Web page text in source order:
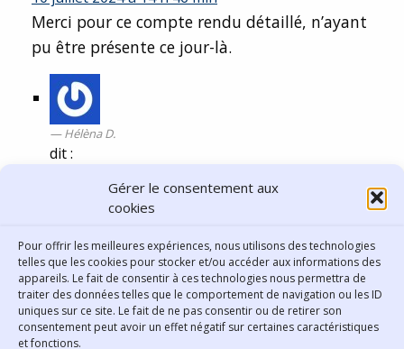
Gérer le consentement aux
cookies
Pour offrir les meilleures expériences, nous utilisons des technologies
telles que les cookies pour stocker et/ou accéder aux informations des
appareils. Le fait de consentir à ces technologies nous permettra de
traiter des données telles que le comportement de navigation ou les ID
uniques sur ce site. Le fait de ne pas consentir ou de retirer son
consentement peut avoir un effet négatif sur certaines caractéristiques
et fonctions.
Merci pour ce compte rendu détaillé, n’ayant
pu être présente ce jour-là.
Hélèna D.
dit :
Merci ! A bientôt !
Comments are closed.